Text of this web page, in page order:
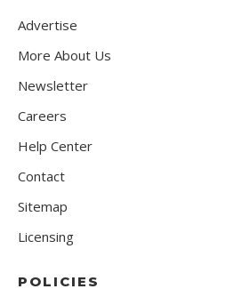
Advertise
More About Us
Newsletter
Careers
Help Center
Contact
Sitemap
Licensing
POLICIES